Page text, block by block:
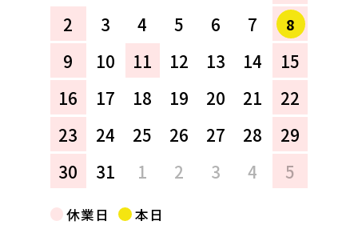
2
3 4 5 6 7 8
9 10 11 12 13 14
15
16
17 18 19 20 21
22
23
24 25 26 27 28
29
30
31 1 2 3 4 5
休業日 本日